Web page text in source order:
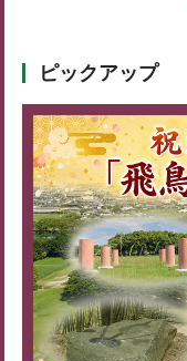
ピックアップ